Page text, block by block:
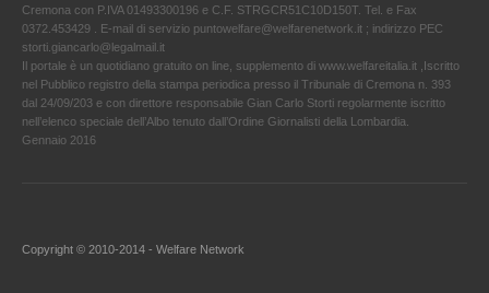
Cremona con P.IVA 01493300196 e C.F. STRGCR51C10D150T. Tel. e Fax
0372.453429 . E-mail di servizio puntowelfare@welfarenetwork.it ; indirizzo PEC
storti.giancarlo@legalmail.it
Il portale è un quotidiano gratuito on line, supplemento di www.welfareitalia.it ,Iscritto
nel Pubblico registro della stampa periodica presso il Tribunale di Cremona n. 393
dal 24/09/203 e con direttore responsabile Gian Carlo Storti regolarmente iscritto
nell’elenco speciale dell’Albo tenuto dall’Ordine Giornalisti della Lombardia.
Gennaio 2016
Copyright © 2010-2014 - Welfare Network